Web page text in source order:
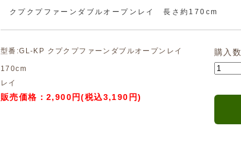
クプクプファーンダブルオープンレイ 長さ約170cm
型番:GL-KP クプクプファーンダブルオープンレイ
170cm
レイ
販売価格：2,900円(税込3,190円)
購入数